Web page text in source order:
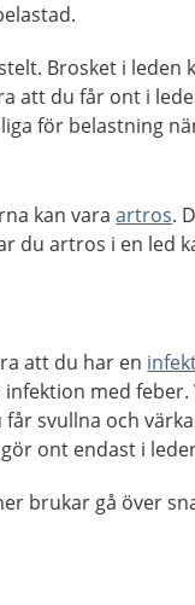
Brosket i leden
att du får ont i
för belastning
kan varaartros.
du artros i en led
att du har en
med
svullna och
ont endast i
brukar gå över